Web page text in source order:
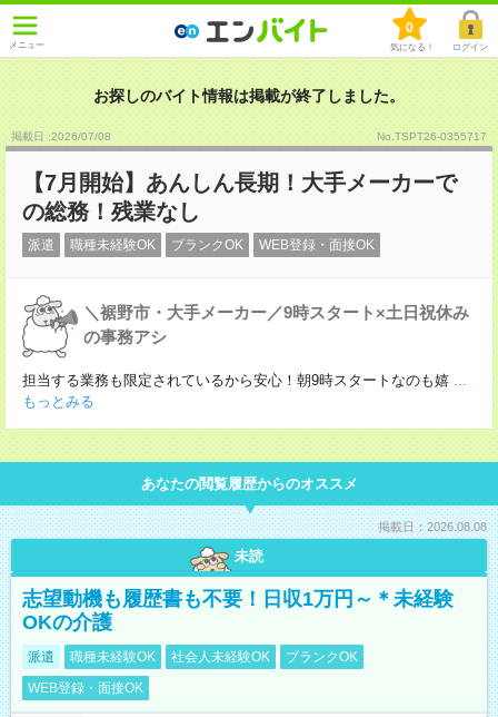
メニュー
0
気になる！ ログイン
お探しのバイト情報は掲載が終了しました。
掲載日 :2026/07/08 No.TSPT26-0355717
【7月開始】あんしん長期！大手メーカーで
の総務！残業なし
派遣 職種未経験OK ブランクOK WEB登録・面接OK
＼裾野市・大手メーカー／9時スタート×土日祝休み
の事務アシ
担当する業務も限定されているから安心！朝9時スタートなのも嬉 ...
もっとみる
あなたの閲覧履歴からのオススメ
掲載日：2026.08.08
未読
志望動機も履歴書も不要！日収1万円～＊未経験
OKの介護
派遣 職種未経験OK 社会人未経験OK
ブランクOK
WEB登録・面接OK